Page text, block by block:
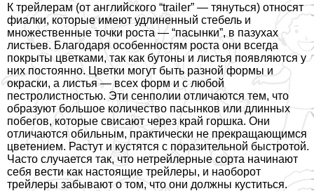
К трейлерам (от английского “trailer” — тянуться) относят
фиалки, которые имеют удлиненный стебель и
множественные точки роста — “пасынки”, в пазухах
листьев. Благодаря особенностям роста они всегда
покрыты цветками, так как бутоны и листья появляются у
них постоянно. Цветки могут быть разной формы и
окраски, а листья — всех форм и с любой
пестролистностью. Эти сенполии отличаются тем, что
образуют большое количество пасынков или длинных
побегов, которые свисают через край горшка. Они
отличаются обильным, пpaктически не прекращающимся
цветением. Растут и кустятся с поразительной быстротой.
Часто случается так, что нетрейлерные сорта начинают
себя вести как настоящие трейлеры, и наоборот
трейлеры забывают о том, что они должны куститься.